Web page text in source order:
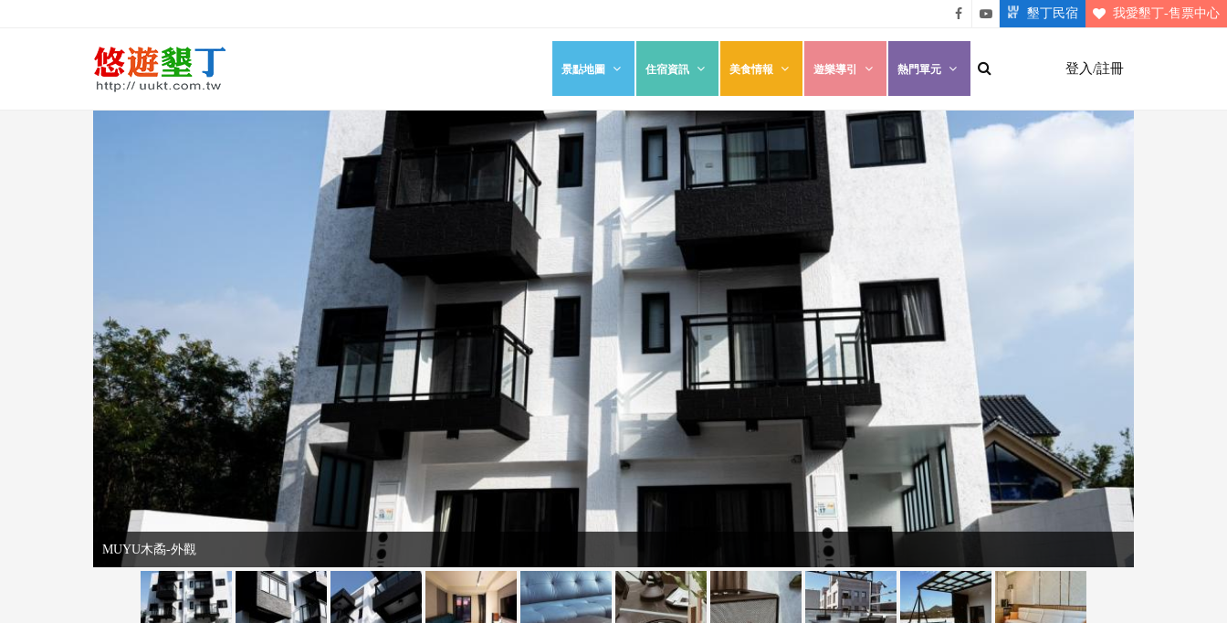
悠遊
墾丁
粉絲
團
墾丁
介紹
墾丁民宿 我愛墾丁-售票中心
登入/註冊
景點地圖 住宿資訊 美食情報 遊樂導引 熱門單元
MUYU木矞-外觀